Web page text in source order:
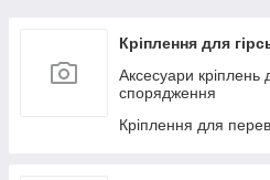
Кріплення для
Аксесуари кріплень
спорядження
Кріплення для